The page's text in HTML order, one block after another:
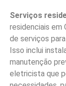
Serviços
residenciais em
de serviços
Isso inclui
manutenção
eletricista que